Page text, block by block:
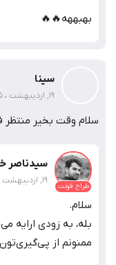
بهبههه🔥🔥
سینا
19, اردیبهشت ، 1405 در 18:13
سلام وقت بخیر
طراح فونت
سیدناصر
19, اردیبهشت ، 1405 در 22:47
سلام.
بله، به زودی ارایه
ممنونم از